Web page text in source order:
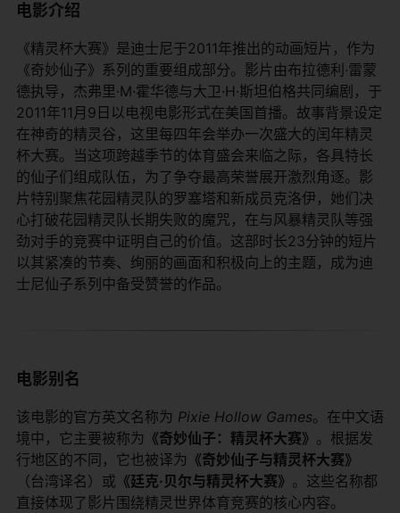
电影介绍
《精灵杯大赛》是迪士尼于2011年推出的动画短片，作为
《奇妙仙子》系列的重要组成部分。影片由布拉德利·雷蒙
德执导，杰弗里·M·霍华德与大卫·H·斯坦伯格共同编剧，于
2011年11月9日以电视电影形式在美国首播。故事背景设定
在神奇的精灵谷，这里每四年会举办一次盛大的闰年精灵
杯大赛。当这项跨越季节的体育盛会来临之际，各具特长
的仙子们组成队伍，为了争夺最高荣誉展开激烈角逐。影
片特别聚焦花园精灵队的罗塞塔和新成员克洛伊，她们决
心打破花园精灵队长期失败的魔咒，在与风暴精灵队等强
劲对手的竞赛中证明自己的价值。这部时长23分钟的短片
以其紧凑的节奏、绚丽的画面和积极向上的主题，成为迪
士尼仙子系列中备受赞誉的作品。
电影别名
该电影的官方英文名称为 Pixie Hollow Games。在中文语
境中，它主要被称为​ ​《奇妙仙子：精灵杯大赛》​ ​。根据发
行地区的不同，它也被译为​ ​《奇妙仙子与精灵杯大赛》​
（台湾译名）或​ ​《廷克·贝尔与精灵杯大赛》​ ​。这些名称都
直接体现了影片围绕精灵世界体育竞赛的核心内容。